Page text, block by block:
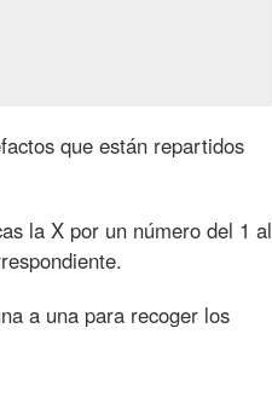
que están repartidos
la X por un número del 1 al
a una para recoger los